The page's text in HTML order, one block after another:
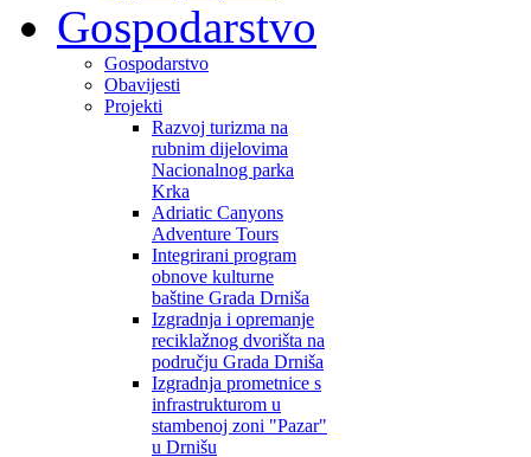
Gospodarstvo
Gospodarstvo
Obavijesti
Projekti
Razvoj turizma na
rubnim dijelovima
Nacionalnog parka
Krka
Adriatic Canyons
Adventure Tours
Integrirani program
obnove kulturne
baštine Grada Drniša
Izgradnja i opremanje
reciklažnog dvorišta na
području Grada Drniša
Izgradnja prometnice s
infrastrukturom u
stambenoj zoni "Pazar"
u Drnišu